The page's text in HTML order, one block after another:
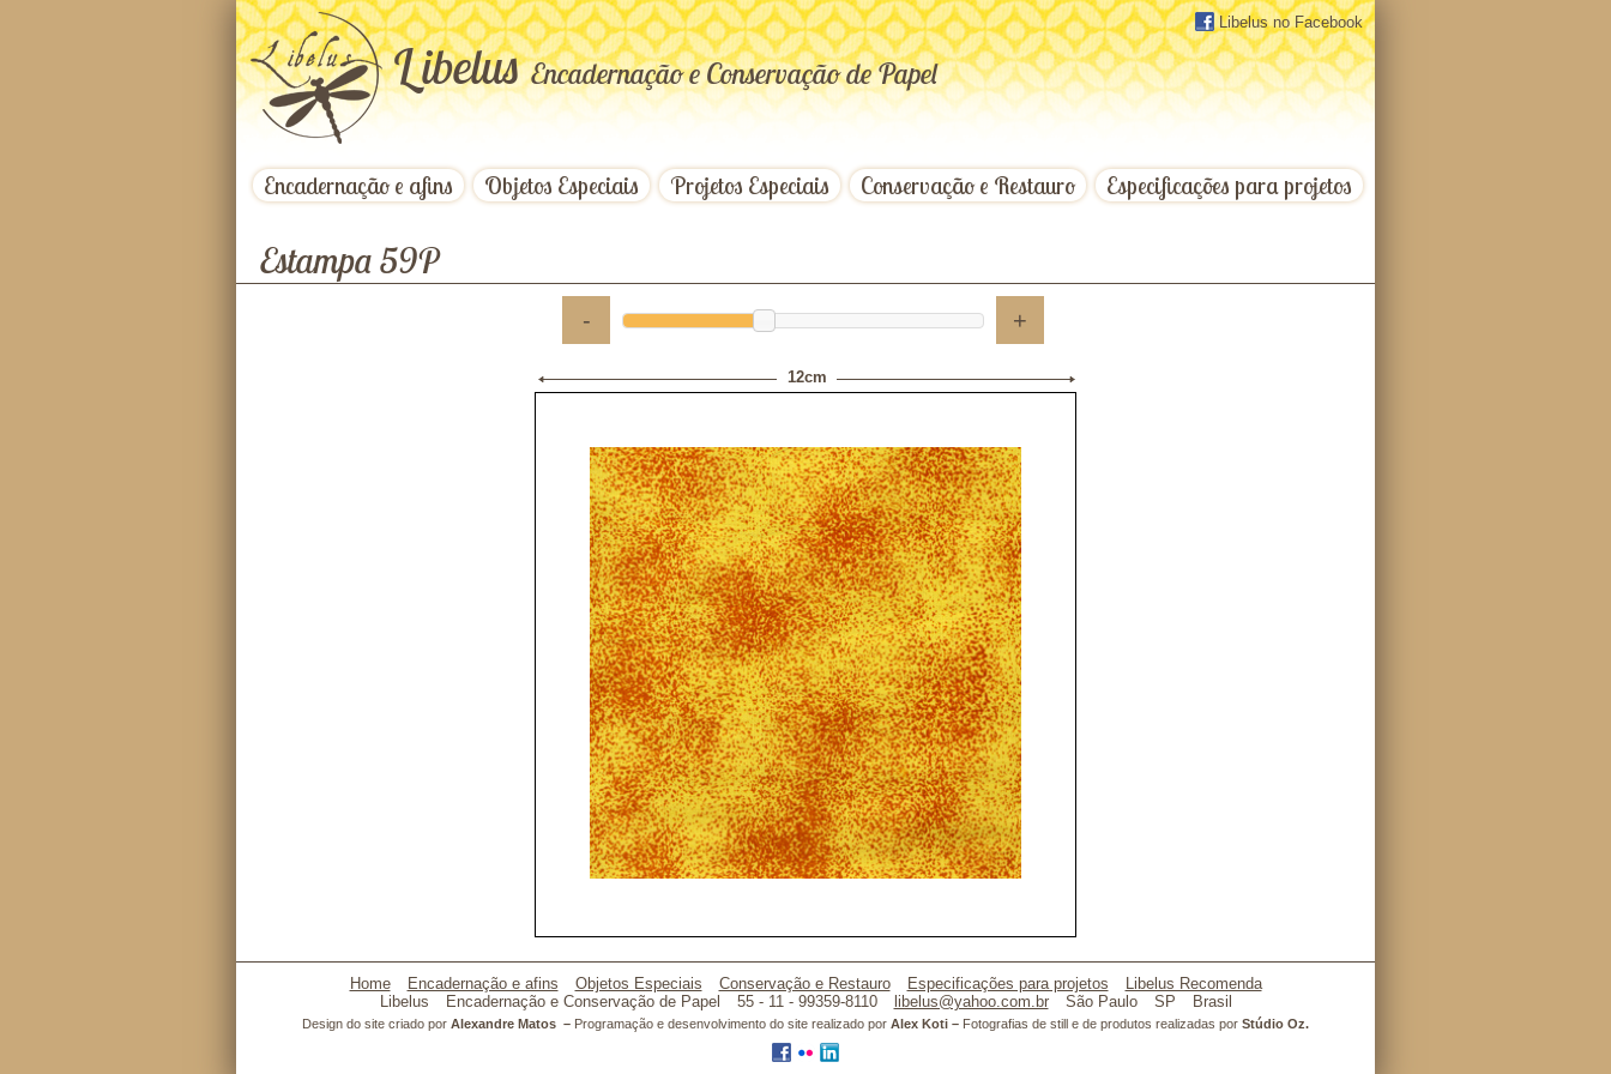
LibelusEncadernação e Conservação de Papel
Encadernação e afins Objetos Especiais Projetos Especiais Conservação e Restauro Especificações para projetos
Libelus no Facebook
Estampa 59P
- +
12cm
Home Encadernação e afins Objetos Especiais Conservação e Restauro Especificações para projetos
Libelus Recomenda
Libelus
Encadernação e Conservação de Papel 55 - 11 - 99359-8110 libelus@yahoo.com.br São Paulo SP Brasil
Design do site criado por Alexandre Matos – Programação e desenvolvimento do site realizado por Alex Koti – Fotografias de still e de produtos realizadas por Stúdio Oz.